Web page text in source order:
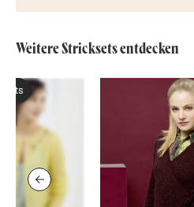
Weitere Stricksets entdecken